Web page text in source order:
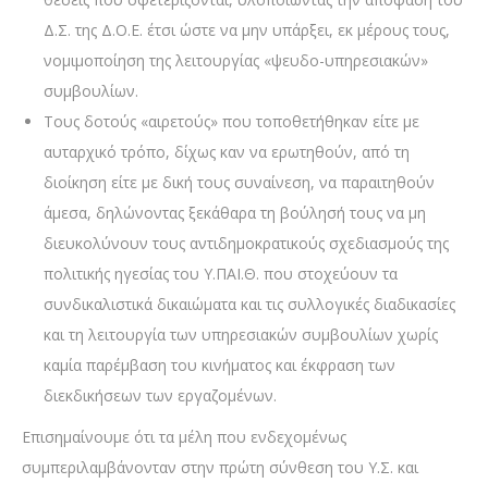
Δ.Σ. της Δ.Ο.Ε. έτσι ώστε να μην υπάρξει, εκ μέρους τους,
νομιμοποίηση της λειτουργίας «ψευδο-υπηρεσιακών»
συμβουλίων.
Τους δοτούς «αιρετούς» που τοποθετήθηκαν είτε με
αυταρχικό τρόπο, δίχως καν να ερωτηθούν, από τη
διοίκηση είτε με δική τους συναίνεση, να παραιτηθούν
άμεσα, δηλώνοντας ξεκάθαρα τη βούλησή τους να μη
διευκολύνουν τους αντιδημοκρατικούς σχεδιασμούς της
πολιτικής ηγεσίας του Υ.ΠΑΙ.Θ. που στοχεύουν τα
συνδικαλιστικά δικαιώματα και τις συλλογικές διαδικασίες
και τη λειτουργία των υπηρεσιακών συμβουλίων χωρίς
καμία παρέμβαση του κινήματος και έκφραση των
διεκδικήσεων των εργαζομένων.
Επισημαίνουμε ότι τα μέλη που ενδεχομένως
συμπεριλαμβάνονταν στην πρώτη σύνθεση του Υ.Σ. και